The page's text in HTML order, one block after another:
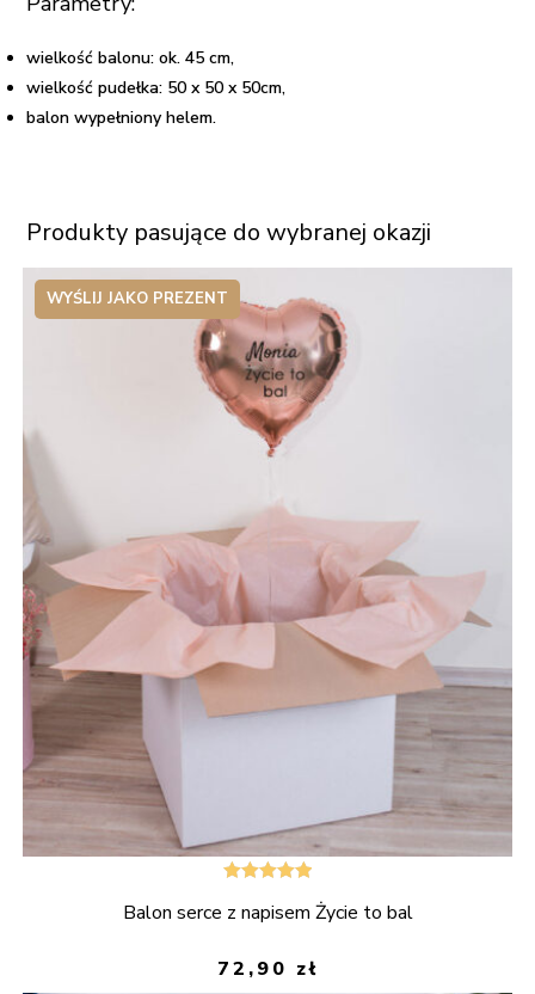
wielkość balonu: ok. 45 cm,
wielkość pudełka: 50 x 50 x 50cm,
balon wypełniony helem.
Produkty pasujące do wybranej okazji
WYŚLIJ JAKO PREZENT
5.00na 5
Balon serce z napisem Życie to bal
72,90 zł